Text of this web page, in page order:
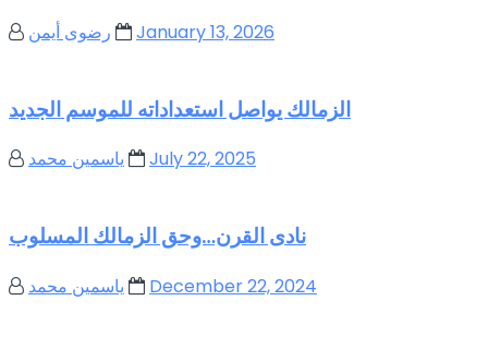
رضوى أيمن January 13, 2026
الزمالك يواصل استعداداته للموسم الجديد
ياسمين محمد July 22, 2025
نادى القرن…وحق الزمالك المسلوب
ياسمين محمد December 22, 2024